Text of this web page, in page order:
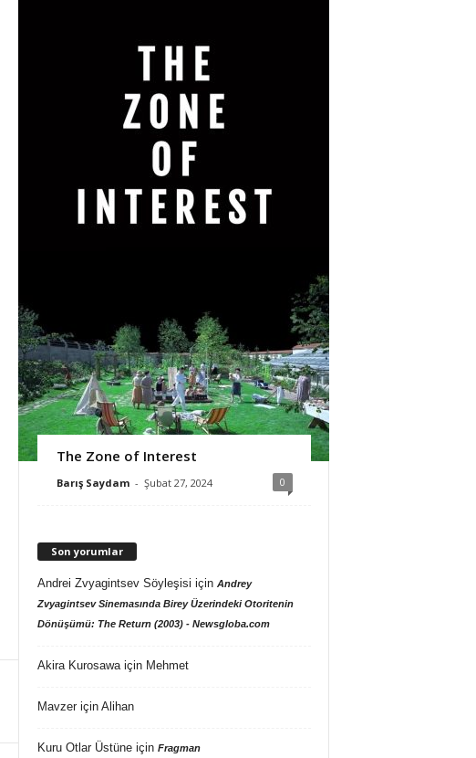
The Zone of Interest
Barış Saydam - Şubat 27, 2024 0
Son yorumlar
Andrei Zvyagintsev Söyleşisi için Andrey
Zvyagintsev Sinemasında Birey Üzerindeki Otoritenin
Dönüşümü: The Return (2003) - Newsgloba.com
Akira Kurosawaiçin Mehmet
Mavzeriçin Alihan
Kuru Otlar Üstüneiçin Fragman